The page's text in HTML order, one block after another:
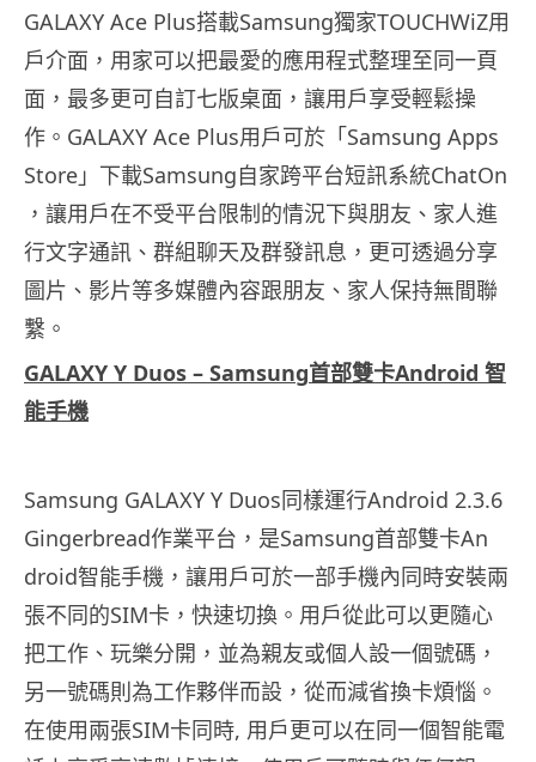
GALAXY Ace Plus搭載Samsung獨家TOUCHWiZ用
戶介面， 用家可以把最愛的應用程式整理至同一頁
面， 最多更可自訂七版桌面，讓用戶享受輕鬆操
作。GALAXY Ace Plus用戶可於「Samsung Apps
Store」下載Samsung自家跨平台短訊系統ChatOn
，讓用戶在不受平台限制的情況下與朋友、家人進
行文字通訊、 群組聊天及群發訊息，更可透過分享
圖片、 影片等多媒體內容跟朋友、家人保持無間聯
繫。
GALAXY Y Duos – Samsung首部雙卡Android 智
能手機
Samsung GALAXY Y Duos同樣運行Android 2.3.6
Gingerbread作業平台，是Samsung首部雙卡An
droid智能手機，讓用戶可於一部手機內同時安裝兩
張不同的SIM卡，快速切換。用戶從此可以更隨心
把工作、玩樂分開， 並為親友或個人設一個號碼，
另一號碼則為工作夥伴而設， 從而減省換卡煩惱。
在使用兩張SIM卡同時, 用戶更可以在同一個智能電